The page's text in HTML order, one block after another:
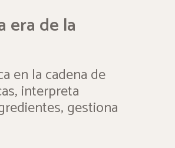
era de la
en la cadena de
interpreta
gestiona